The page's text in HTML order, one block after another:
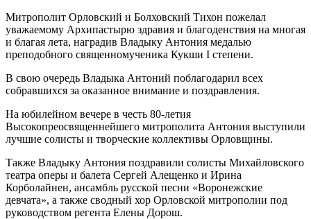
Митрополит Орловский и Болховский Тихон пожелал
уважаемому Архипастырю здравия и благоденствия на многая
и благая лета, наградив Владыку Антония медалью
преподобного священномученика Кукши I степени.
В свою очередь Владыка Антоний поблагодарил всех
собравшихся за оказанное внимание и поздравления.
На юбилейном вечере в честь 80-летия
Высокопреосвященнейшего митрополита Антония выступили
лучшие солисты и творческие коллективы Орловщины.
Также Владыку Антония поздравили солисты Михайловского
театра оперы и балета Сергей Алещенко и Ирина
Корболайнен, ансамбль русской песни «Воронежские
девчата», а также сводный хор Орловской митрополии под
руководством регента Елены Дорош.